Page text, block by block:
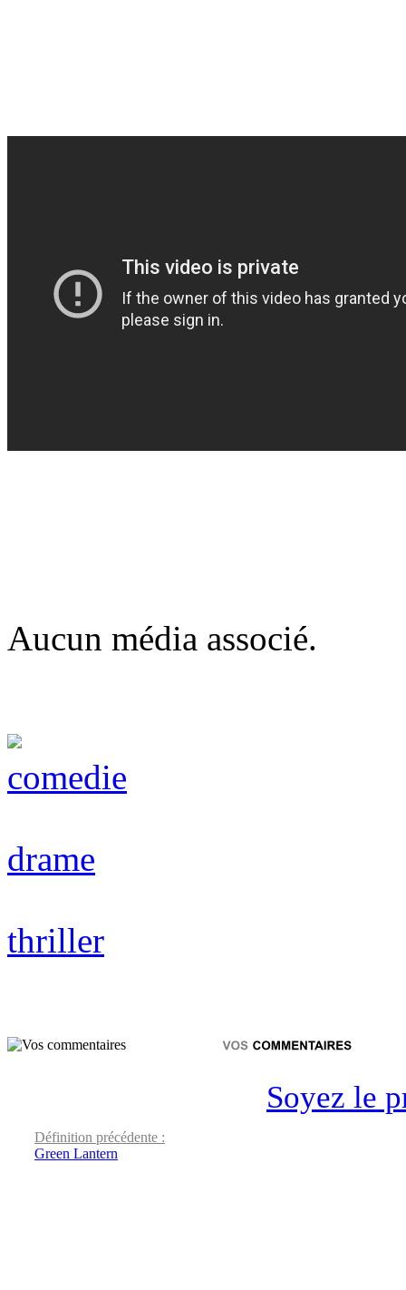
Aucun média associé.
comedie
drame
thriller
Soyez le
Définition précédente :
Green Lantern